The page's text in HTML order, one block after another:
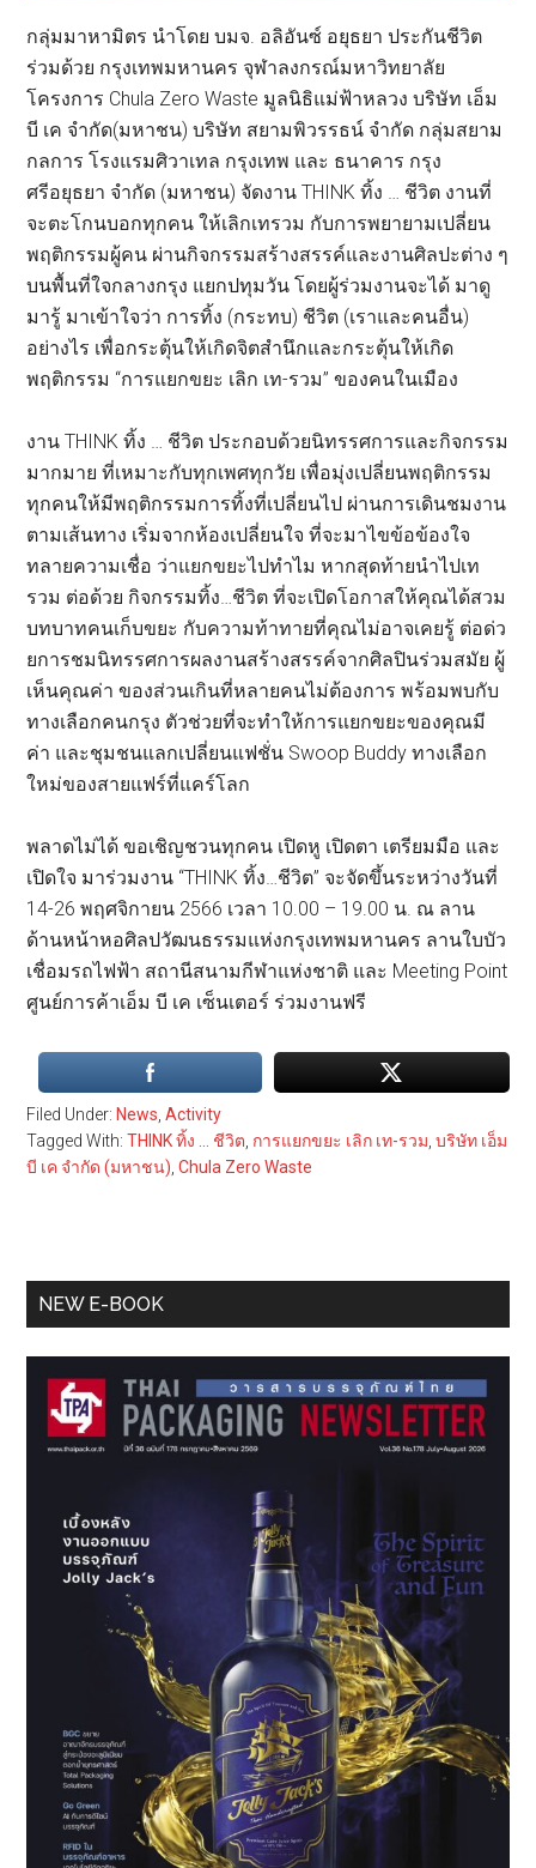
กลุ่มมาหามิตร นำโดย บมจ. อลิอันซ์ อยุธยา ประกันชีวิต
ร่วมด้วย กรุงเทพมหานคร จุฬาลงกรณ์มหาวิทยาลัย
โครงการ Chula Zero Waste มูลนิธิแม่ฟ้าหลวง บริษัท เอ็ม
บี เค จำกัด(มหาชน) บริษัท สยามพิวรรธน์ จำกัด กลุ่มสยาม
กลการ โรงแรมศิวาเทล กรุงเทพ และ ธนาคาร กรุง
ศรีอยุธยา จำกัด (มหาชน) จัดงาน THINK ทิ้ง … ชีวิต งานที่
จะตะโกนบอกทุกคน ให้เลิกเทรวม กับการพยายามเปลี่ยน
พฤติกรรมผู้คน ผ่านกิจกรรมสร้างสรรค์และงานศิลปะต่าง ๆ
บนพื้นที่ใจกลางกรุง แยกปทุมวัน โดยผู้ร่วมงานจะได้ มาดู
มารู้ มาเข้าใจว่า การทิ้ง (กระทบ) ชีวิต (เราและคนอื่น)
อย่างไร เพื่อกระตุ้นให้เกิดจิตสำนึกและกระตุ้นให้เกิด
พฤติกรรม “การแยกขยะ เลิก เท-รวม” ของคนในเมือง
งาน THINK ทิ้ง … ชีวิต ประกอบด้วยนิทรรศการและกิจกรรม
มากมาย ที่เหมาะกับทุกเพศทุกวัย เพื่อมุ่งเปลี่ยนพฤติกรรม
ทุกคนให้มีพฤติกรรมการทิ้งที่เปลี่ยนไป ผ่านการเดินชมงาน
ตามเส้นทาง เริ่มจากห้องเปลี่ยนใจ ที่จะมาไขข้อข้องใจ
ทลายความเชื่อ ว่าแยกขยะไปทำไม หากสุดท้ายนำไปเท
รวม ต่อด้วย กิจกรรมทิ้ง…ชีวิต ที่จะเปิดโอกาสให้คุณได้สวม
บทบาทคนเก็บขยะ กับความท้าทายที่คุณไม่อาจเคยรู้ ต่อด่ว
ยการชมนิทรรศการผลงานสร้างสรรค์จากศิลปินร่วมสมัย ผู้
เห็นคุณค่า ของส่วนเกินที่หลายคนไม่ต้องการ พร้อมพบกับ
ทางเลือกคนกรุง ตัวช่วยที่จะทำให้การแยกขยะของคุณมี
ค่า และชุมชนแลกเปลี่ยนแฟชั่น Swoop Buddy ทางเลือก
ใหม่ของสายแฟร์ที่แคร์โลก
พลาดไม่ได้ ขอเชิญชวนทุกคน เปิดหู เปิดตา เตรียมมือ และ
เปิดใจ มาร่วมงาน “THINK ทิ้ง…ชีวิต” จะจัดขึ้นระหว่างวันที่
14-26 พฤศจิกายน 2566 เวลา 10.00 – 19.00 น. ณ ลาน
ด้านหน้าหอศิลปวัฒนธรรมแห่งกรุงเทพมหานคร ลานใบบัว
เชื่อมรถไฟฟ้า สถานีสนามกีฬาแห่งชาติ และ Meeting Point
ศูนย์การค้าเอ็ม บี เค เซ็นเตอร์ ร่วมงานฟรี
Filed Under: News,Activity
Tagged With:THINK ทิ้ง … ชีวิต, การแยกขยะ เลิก เท-รวม,บริษัท เอ็ม
บี เค จำกัด (มหาชน),Chula Zero Waste
Primary
NEW E-BOOK